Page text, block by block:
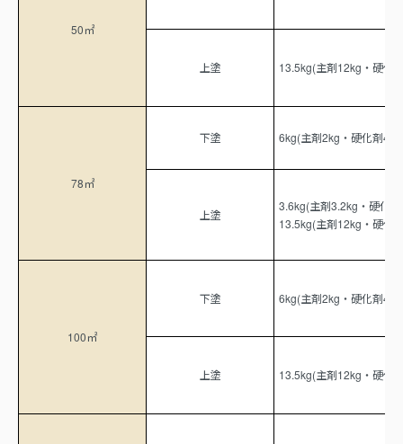
50㎡
上塗 13.5kg(主剤12kg・硬化
78㎡
下塗 6kg(主剤2kg・硬化剤
上塗
3.6kg(主剤3.2kg・硬化
13.5kg(主剤12kg・硬化
100㎡
下塗 6kg(主剤2kg・硬化剤
上塗 13.5kg(主剤12kg・硬化